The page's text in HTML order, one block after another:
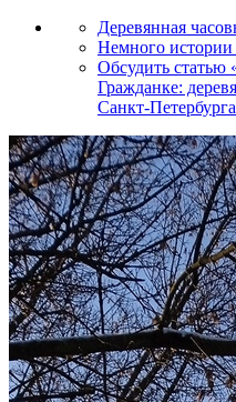
Деревянная
Немного истории
Обсудить статью
Гражданке:
Санкт-